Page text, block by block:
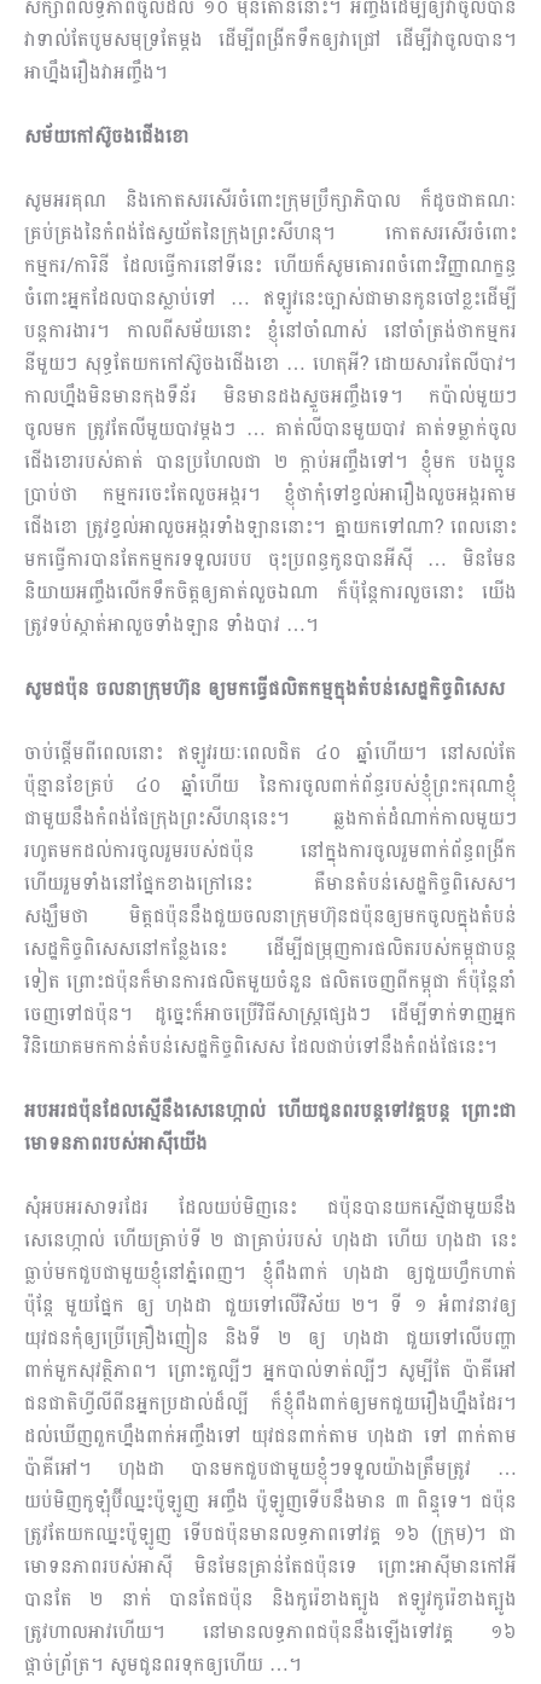
វាទាល់តែបូមសមុទ្រតែម្តង ដើម្បីពង្រីកទឹកឲ្យវាជ្រៅ ដើម្បីវាចូលបាន។
អាហ្នឹងរឿងវាអញ្ចឹង។
សម័យកៅស៊ូចងជើងខោ
សូមអរគុណ និងកោតសរសើរចំពោះក្រុមប្រឹក្សាភិបាល ក៏ដូចជាគណៈ
គ្រប់គ្រងនៃកំពង់ផែស្វយ័ត​នៃក្រុងព្រះសីហនុ។ កោតសរសើរចំពោះ
កម្មករ/ការិនី ដែលធ្វើការនៅទីនេះ ហើយក៏សូមគោរពចំពោះវិញ្ញាណក្ខន្ធ
ចំពោះអ្នកដែលបានស្លាប់ទៅ … ឥឡូវនេះច្បាស់ជាមានកូនចៅខ្លះដើម្បី
បន្តការងារ។ កាលពីសម័យនោះ ខ្ញុំនៅចាំណាស់ នៅចាំត្រង់ថាកម្មករ
នីមួយៗ សុទ្ធតែយកកៅស៊ូចងជើងខោ … ហេតុអី? ដោយសារតែលីបាវ។
កាលហ្នឹងមិនមានកុងទឺន័រ មិនមានដងស្ទួចអញ្ចឹងទេ។ កប៉ាល់មួយៗ
ចូលមក ត្រូវតែលីមួយបាវម្តងៗ … គាត់លីបានមួយបាវ គាត់ទម្លាក់ចូល
ជើងខោរបស់គាត់ បានប្រហែលជា ២ ក្តាប់អញ្ចឹងទៅ។ ខ្ញុំមក បងប្អូន
ប្រាប់ថា កម្មករចេះតែលួចអង្ករ។ ខ្ញុំថាកុំទៅខ្វល់អារឿងលួចអង្ករតាម
ជើងខោ ត្រូវខ្វល់អាលួចអង្ករទាំងឡាននោះ។ គ្នាយកទៅណា? ពេលនោះ
មកធ្វើការបានតែកម្មករទទួលរបប ចុះប្រពន្ធកូនបានអីស៊ី … មិនមែន
និយាយអញ្ចឹងលើកទឹកចិត្តឲ្យគាត់លួចឯណា ក៏ប៉ុន្តែការលួចនោះ យើង
ត្រូវទប់ស្កាត់អាលួចទាំងឡាន ទាំងបាវ …។
សូមជប៉ុន ចលនាក្រុមហ៊ុន ឲ្យមកធ្វើផលិតកម្មក្នុងតំបន់សេដ្ឋកិច្ចពិសេស
ចាប់ផ្តើមពីពេលនោះ ឥឡូវរយៈពេលជិត ៤០ ឆ្នាំហើយ។ នៅសល់តែ
ប៉ុន្មានខែគ្រប់ ៤០ ឆ្នាំហើយ នៃការចូលពាក់ព័ន្ធរបស់ខ្ញុំព្រះករុណាខ្ញុំ
ជាមួយនឹងកំពង់ផែក្រុងព្រះសីហនុនេះ។ ឆ្លងកាត់ដំណាក់កាលមួយៗ
រហូតមកដល់ការចូលរួមរបស់ជប៉ុន នៅក្នុងការចូលរួមពាក់ព័ន្ធពង្រីក
ហើយរួមទាំងនៅផ្នែកខាងក្រៅនេះ គឺមានតំបន់សេដ្ឋកិច្ចពិសេស។
សង្ឃឹមថា មិត្តជប៉ុននឹងជួយចលនាក្រុមហ៊ុនជប៉ុនឲ្យមកចូលក្នុងតំបន់
សេដ្ឋកិច្ចពិសេសនៅកន្លែងនេះ ដើម្បីជម្រុញការផលិតរបស់កម្ពុជាបន្ត
ទៀត ព្រោះជប៉ុនក៏មានការផលិតមួយចំនួន ផលិតចេញពីកម្ពុជា ក៏ប៉ុន្តែនាំ
ចេញទៅជប៉ុន។ ដូច្នេះក៏អាចប្រើវិធីសាស្ត្រផ្សេងៗ ដើម្បីទាក់ទាញអ្នក
វិនិយោគមកកាន់តំបន់សេដ្ឋកិច្ចពិសេស ដែលជាប់ទៅនឹងកំពង់ផែនេះ។
អបអរជប៉ុនដែលស្មើនឹងសេនេហ្កាល់ ហើយជូនពរបន្ដទៅវគ្គបន្ដ ព្រោះជា
មោទនភាពរបស់អាស៊ីយើង
សុំអបអរសាទរដែរ ដែលយប់មិញនេះ ជប៉ុនបានយកស្មើជាមួយនឹង
សេនេហ្កាល់ ហើយគ្រាប់ទី ២ ជាគ្រាប់របស់ ហុងដា ហើយ ហុងដា នេះ
ធ្លាប់មកជួបជាមួយខ្ញុំនៅភ្នំពេញ។ ខ្ញុំពឹងពាក់ ហុងដា ឲ្យជួយហ្វឹកហាត់
ប៉ុន្តែ មួយផ្នែក ឲ្យ ហុងដា ជួយទៅលើវិស័យ ២។ ទី ១ អំពាវនាវឲ្យ
យុវជនកុំឲ្យប្រើគ្រឿងញៀន និងទី ២ ឲ្យ ហុងដា ជួយទៅលើបញ្ហា
ពាក់មួកសុវត្ថិភាព។ ព្រោះតួល្បីៗ អ្នកបាល់ទាត់ល្បីៗ សូម្បីតែ ប៉ាគីអៅ
ជនជាតិហ្វីលីពីនអ្នកប្រដាល់ដ៏ល្បី ក៏ខ្ញុំពឹងពាក់ឲ្យមកជួយរឿងហ្នឹងដែរ។
ដល់ឃើញពួកហ្នឹងពាក់អញ្ចឹងទៅ យុវជនពាក់តាម ហុងដា ទៅ ពាក់តាម
ប៉ាគីអៅ។ ហុងដា បានមកជួបជាមួយខ្ញុំៗទទួលយ៉ាងត្រឹមត្រូវ …
យប់មិញកូឡុំប៊ីឈ្នះប៉ូឡូញ អញ្ចឹង ប៉ូឡូញទើបនឹងមាន ៣ ពិន្ទុទេ។ ជប៉ុន
ត្រូវតែយកឈ្នះប៉ូឡូញ ទើបជប៉ុនមានលទ្ធភាពទៅវគ្គ ១៦ (ក្រុម)។ ជា
មោទនភាពរបស់អាស៊ី មិនមែនគ្រាន់តែជប៉ុនទេ ព្រោះអាស៊ីមានកៅអី
បានតែ ២ នាក់ បានតែជប៉ុន និងកូរ៉េខាងត្បូង ឥឡូវកូរ៉េខាងត្បូង
ត្រូវហាលអាវហើយ។ នៅមានលទ្ធភាពជប៉ុននឹងឡើងទៅវគ្គ ១៦
ផ្តាច់ព្រ័ត្រ។ សូមជូនពរទុកឲ្យហើយ …។